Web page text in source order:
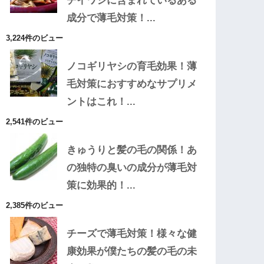
成分で薄毛対策！...
3,224件のビュー
ノコギリヤシの育毛効果！薄
毛対策におすすめなサプリメ
ントはこれ！...
2,541件のビュー
きゅうりと髪の毛の関係！あ
の独特の臭いの成分が薄毛対
策に効果的！...
2,385件のビュー
チーズで薄毛対策！様々な健
康効果が僕たちの髪の毛の未